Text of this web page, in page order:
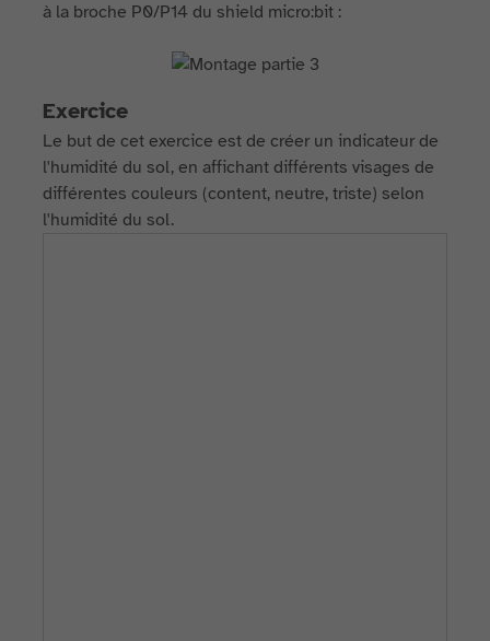
à la broche P0/P14 du shield micro:bit :
Exercice
Le but de cet exercice est de créer un indicateur de
l'humidité du sol, en affichant différents visages de
différentes couleurs (content, neutre, triste) selon
l'humidité du sol.